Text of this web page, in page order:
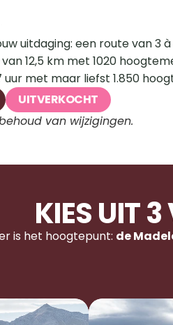
uitdaging: een route van 3
12,5 km met 1020
met maar liefst 1.850
UITVERKOCHT
van wijzigingen.
KIES UIT 3
is het hoogtepunt: de